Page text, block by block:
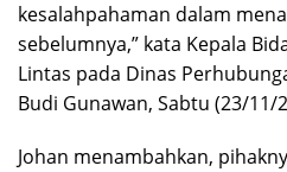
kesalahpahaman dalam
sebelumnya,” kata Kepala
Lintas pada Dinas
Budi Gunawan, Sabtu (23/11/
Johan menambahkan,